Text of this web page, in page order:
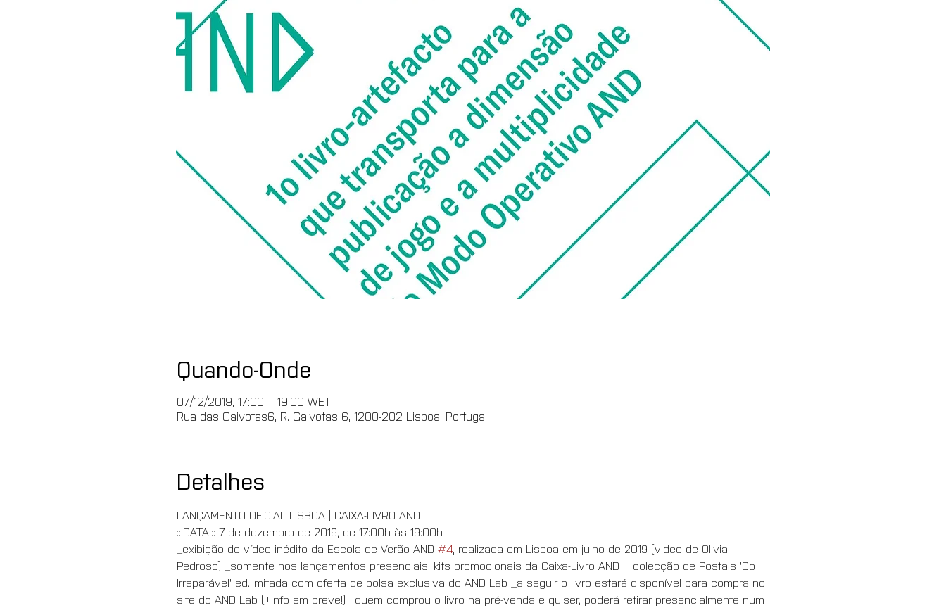
Quando-Onde
07/12/2019, 17:00 – 19:00 WET
Rua das Gaivotas6, R. Gaivotas 6, 1200-202 Lisboa, Portugal
Detalhes
LANÇAMENTO OFICIAL LISBOA | CAIXA-LIVRO AND
:::DATA::: 7 de dezembro de 2019, de 17:00h às 19:00h
_exibição de vídeo inédito da Escola de Verão AND #4, realizada em Lisboa em julho de 2019 (video de Olivia
Pedroso) _somente nos lançamentos presenciais, kits promocionais da Caixa-Livro AND + colecção de Postais 'Do
Irreparável' ed.limitada com oferta de bolsa exclusiva do AND Lab _a seguir o livro estará disponível para compra no
site do AND Lab (+info em breve!) _quem comprou o livro na pré-venda e quiser, poderá retirar presencialmente num